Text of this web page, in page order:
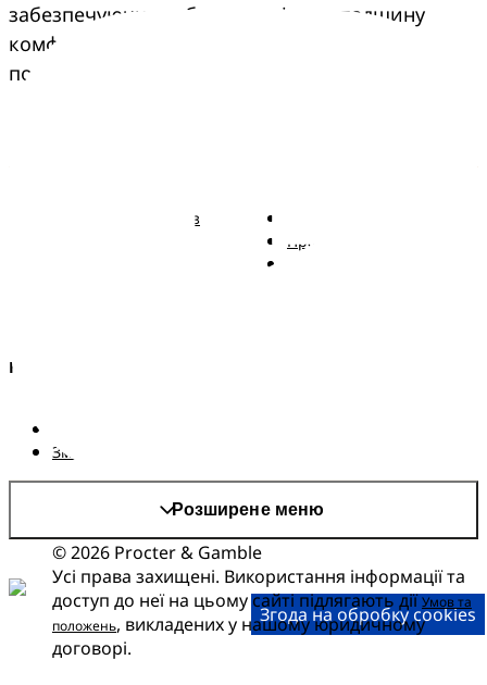
забезпечуючи турботу, досвід та спадщину
комфорту, що переходить з покоління в
покоління.
Підгузки Pampers із
Правові положення
Країна/регіон
Змінити країнa/регіон
Розширене меню
© 2026 Procter & Gamble
Усі права захищені. Використання інформації та
доступ до неї на цьому сайті підлягають діїУмов та
положень, викладених у нашому юридичному
договорі.
Згода на обробку cookies